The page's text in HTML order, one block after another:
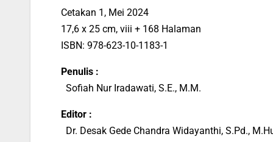
Cetakan 1, Mei 2024
17,6 x 25 cm, viii + 168 Halaman
ISBN: 978-623-10-1183-1
Penulis :
Sofiah Nur Iradawati, S.E., M.M.
Editor :
Dr. Desak Gede Chandra Widayanthi, S.Pd.,